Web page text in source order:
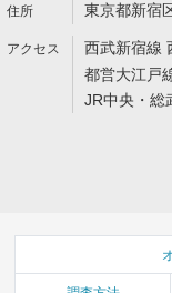
東京都新宿
西武新宿線
都営大江戸
JR中央・総